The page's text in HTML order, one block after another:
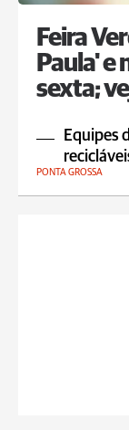
Feira
Paula' e
sexta;
Equipes
PONTA GROSSA